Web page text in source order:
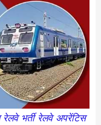
भर्ती रेलवे अपरेंटिस